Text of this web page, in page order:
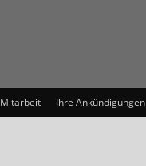
Mitarbeit Ihre Ankündigungen